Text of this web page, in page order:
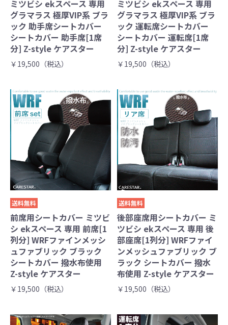
ミツビシ ekスペース 専用
グラマラス 極厚VIP系 ブラ
ック 助手席シートカバー
シートカバー 助手席[1席
分] Z-style ケアスター
￥19,500（税込）
ミツビシ ekスペース 専用
グラマラス 極厚VIP系 ブラ
ック 運転席シートカバー
シートカバー 運転席[1席
分] Z-style ケアスター
￥19,500（税込）
送料無料
前席用シートカバー ミツビ
シ ekスペース 専用 前席[1
列分] WRFファインメッシ
ュファブリック ブラック
シートカバー 撥水布使用
Z-style ケアスター
￥19,500（税込）
送料無料
後部座席用シートカバー ミ
ツビシ ekスペース 専用 後
部座席[1列分] WRFファイ
ンメッシュファブリック ブ
ラック シートカバー 撥水
布使用 Z-style ケアスター
￥19,500（税込）